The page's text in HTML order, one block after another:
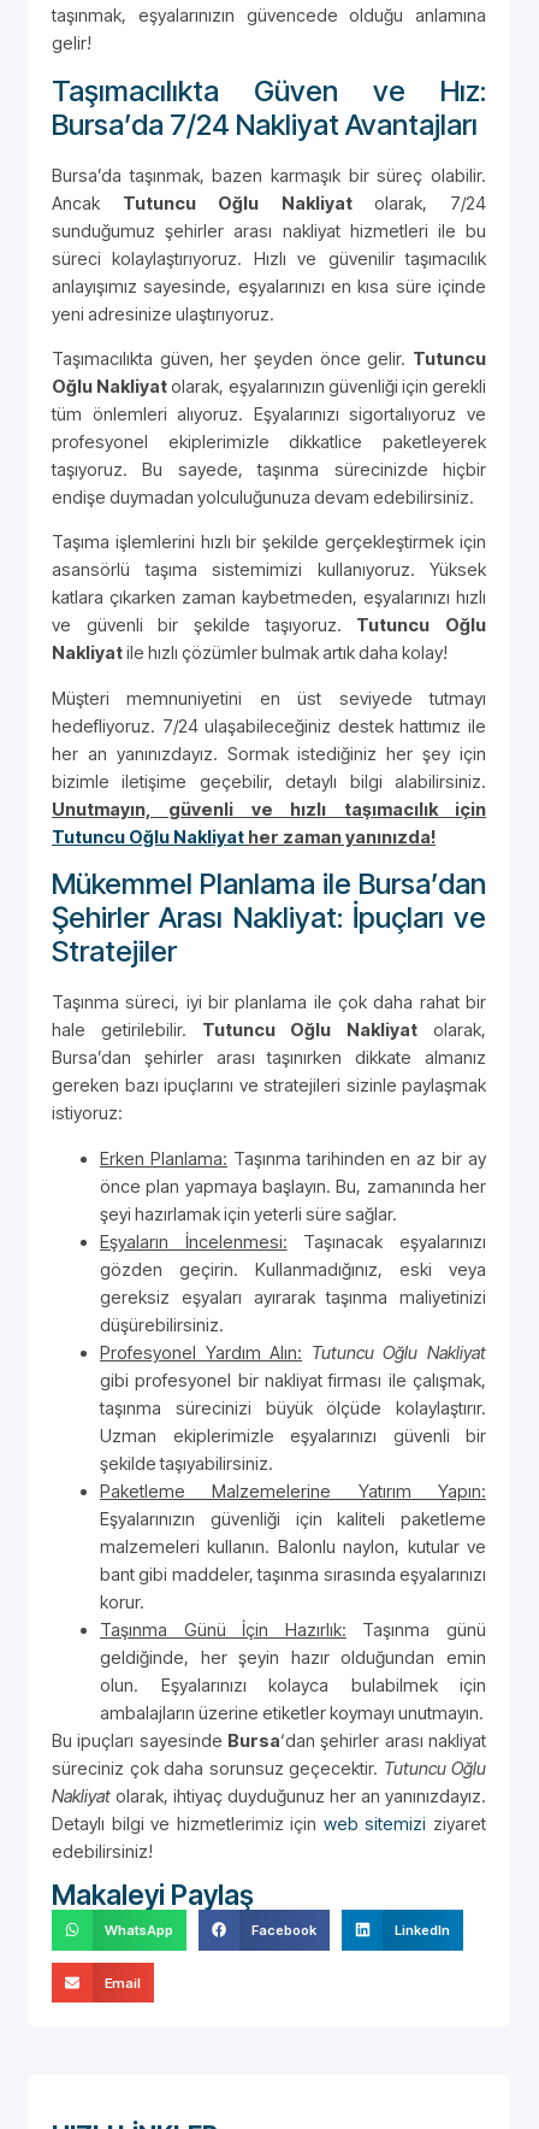
taşınmak, eşyalarınızın güvencede olduğu anlamına
gelir!
Taşımacılıkta Güven ve Hız:
Bursa’da 7/24 Nakliyat Avantajları
Bursa’da taşınmak, bazen karmaşık bir süreç olabilir.
Ancak Tutuncu Oğlu Nakliyatolarak, 7/24
sunduğumuz şehirler arası nakliyat hizmetleri ile bu
süreci kolaylaştırıyoruz. Hızlı ve güvenilir taşımacılık
anlayışımız sayesinde, eşyalarınızı en kısa süre içinde
yeni adresinize ulaştırıyoruz.
Taşımacılıkta güven, her şeyden önce gelir. Tutuncu
Oğlu Nakliyatolarak, eşyalarınızın güvenliği için gerekli
tüm önlemleri alıyoruz. Eşyalarınızı sigortalıyoruz ve
profesyonel ekiplerimizle dikkatlice paketleyerek
taşıyoruz. Bu sayede, taşınma sürecinizde hiçbir
endişe duymadan yolculuğunuza devam edebilirsiniz.
Taşıma işlemlerini hızlı bir şekilde gerçekleştirmek için
asansörlü taşıma sistemimizi kullanıyoruz. Yüksek
katlara çıkarken zaman kaybetmeden, eşyalarınızı hızlı
ve güvenli bir şekilde taşıyoruz. Tutuncu Oğlu
Nakliyatile hızlı çözümler bulmak artık daha kolay!
Müşteri memnuniyetini en üst seviyede tutmayı
hedefliyoruz. 7/24 ulaşabileceğiniz destek hattımız ile
her an yanınızdayız. Sormak istediğiniz her şey için
bizimle iletişime geçebilir, detaylı bilgi alabilirsiniz.
Unutmayın, güvenli ve hızlı taşımacılık için
Tutuncu Oğlu Nakliyat her zaman yanınızda!
Mükemmel Planlama ile Bursa’dan
Şehirler Arası Nakliyat: İpuçları ve
Stratejiler
Taşınma süreci, iyi bir planlama ile çok daha rahat bir
hale getirilebilir. Tutuncu Oğlu Nakliyat olarak,
Bursa’dan şehirler arası taşınırken dikkate almanız
gereken bazı ipuçlarını ve stratejileri sizinle paylaşmak
istiyoruz:
Erken Planlama: Taşınma tarihinden en az bir ay
önce plan yapmaya başlayın. Bu, zamanında her
şeyi hazırlamak için yeterli süre sağlar.
Eşyaların İncelenmesi: Taşınacak eşyalarınızı
gözden geçirin. Kullanmadığınız, eski veya
gereksiz eşyaları ayırarak taşınma maliyetinizi
düşürebilirsiniz.
Profesyonel Yardım Alın: Tutuncu Oğlu Nakliyat
gibi profesyonel bir nakliyat firması ile çalışmak,
taşınma sürecinizi büyük ölçüde kolaylaştırır.
Uzman ekiplerimizle eşyalarınızı güvenli bir
şekilde taşıyabilirsiniz.
Paketleme Malzemelerine Yatırım Yapın:
Eşyalarınızın güvenliği için kaliteli paketleme
malzemeleri kullanın. Balonlu naylon, kutular ve
bant gibi maddeler, taşınma sırasında eşyalarınızı
korur.
Taşınma Günü İçin Hazırlık: Taşınma günü
geldiğinde, her şeyin hazır olduğundan emin
olun. Eşyalarınızı kolayca bulabilmek için
ambalajların üzerine etiketler koymayı unutmayın.
Bu ipuçları sayesinde Bursa‘dan şehirler arası nakliyat
süreciniz çok daha sorunsuz geçecektir. Tutuncu Oğlu
Nakliyat olarak, ihtiyaç duyduğunuz her an yanınızdayız.
Detaylı bilgi ve hizmetlerimiz için web sitemizi ziyaret
edebilirsiniz!
Makaleyi Paylaş
WhatsApp Facebook LinkedIn
Email